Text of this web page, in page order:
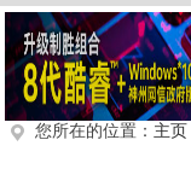
您所在的位置： 主页